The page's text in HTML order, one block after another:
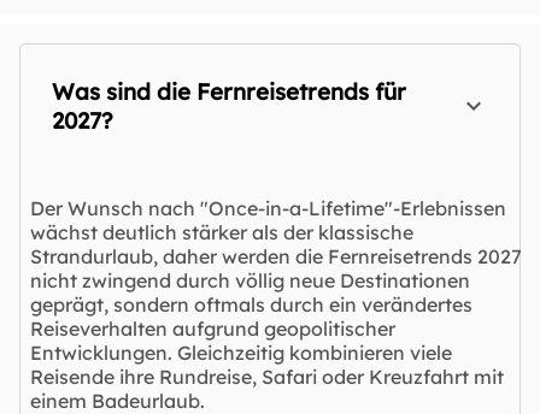
Was sind die Fernreisetrends für
2027?
Der Wunsch nach "Once-in-a-Lifetime"-Erlebnissen
wächst deutlich stärker als der klassische
Strandurlaub, daher werden die Fernreisetrends 2027
nicht zwingend durch völlig neue Destinationen
geprägt, sondern oftmals durch ein verändertes
Reiseverhalten aufgrund geopolitischer
Entwicklungen. Gleichzeitig kombinieren viele
Reisende ihre Rundreise, Safari oder Kreuzfahrt mit
einem Badeurlaub.